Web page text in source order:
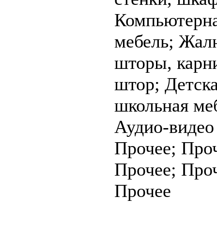
мебель;
шторы,
штор;
школьная
Аудио-
Прочее;
Прочее;
Прочее